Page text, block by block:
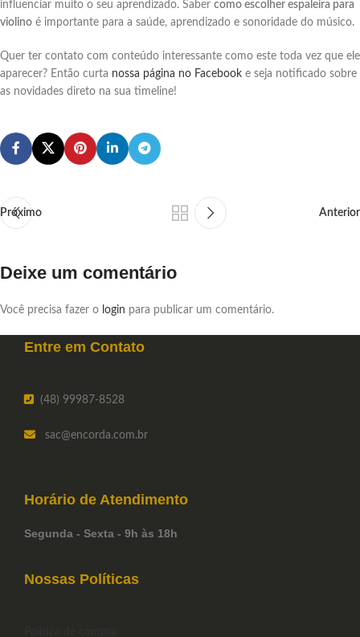
influenciar muito o seu aprendizado. Saber como escolher espaleira para
violino é importante para a saúde, aprendizado e sonoridade do músico.
Quer ter contato com conteúdo interessante como este toda vez que ele
aparecer? Então curta nossa página no Facebook e seja notificado sobre
as novidades direto na sua timeline!
Próximo Anterior
Deixe um comentário
Você precisa fazer o login para publicar um comentário.
Entre em Contato
(48) 99987-8528
sac@encorda.com.br
Horário de Atendimento
Segunda - Sexta - 9h às 18h
Nossas Políticas